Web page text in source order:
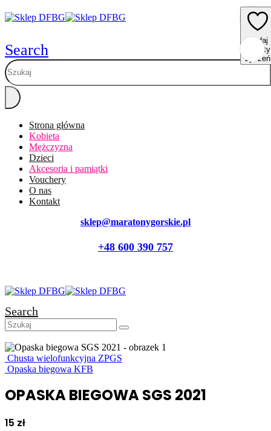
Search
Strona główna
Kobieta
Mężczyzna
Dzieci
Akcesoria i pamiątki
Vouchery
O nas
Kontakt
sklep@maratonygorskie.pl
+48 600 390 757
Search
Chusta wielofunkcyjna ZPGS
Opaska biegowa KFB
OPASKA BIEGOWA SGS 2021
15 zł
Dodaj
do listy
życzeń
Dodaj
do listy
życzeń
Dodaj
do listy
życzeń
Dodaj
do listy
życzeń
Dodaj
do listy
życzeń